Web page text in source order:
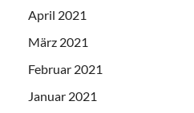
April 2021
März 2021
Februar 2021
Januar 2021